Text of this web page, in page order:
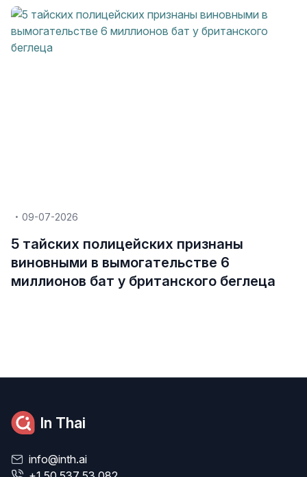
09-07-2026
5 тайских полицейских признаны
виновными в вымогательстве 6
миллионов бат у британского беглеца
In Thai
info@inth.ai